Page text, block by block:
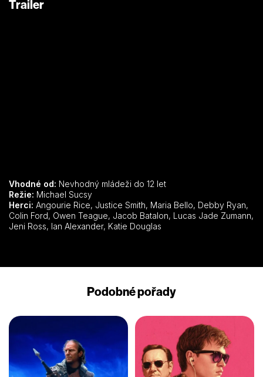
až do teď žili, přestávají platit. Konečně se objevil někdo, s kým
Trailer
Vhodné od: Nevhodný mládeži do 12 let
Režie: Michael Sucsy
Herci:
Colin Ford, Owen Teague, Jacob Batalon, Lucas Jade Zumann,
Jeni Ross, Ian Alexander, Katie Douglas
Podobné pořady